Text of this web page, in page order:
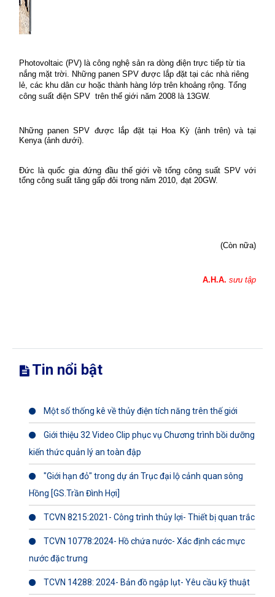
Photovoltaic (PV) là công nghệ sản ra dòng điện trực tiếp từ tia
nắng mặt trời. Những panen SPV được lắp đặt tại các nhà riêng
lẻ, các khu dân cư hoặc thành hàng lớp trên khoảng rộng. Tổng
công suất điện SPV trên thế giới năm 2008 là 13GW.
Những panen SPV được lắp đặt tại Hoa Kỳ (ảnh trên) và tại
Kenya (ảnh dưới).
Đức là quốc gia đứng đầu thế giới về tổng công suất SPV với
tổng công suất tăng gấp đôi trong năm 2010, đạt 20GW.
(Còn nữa)
A.H.A. sưu tập
Tin nổi bật
Một số thống kê về thủy điện tích năng trên thế giới
Giới thiệu 32 Video Clip phục vụ Chương trình bồi dưỡng
kiến thức quản lý an toàn đập
"Giới hạn đỏ" trong dự án Trục đại lộ cảnh quan sông
Hồng [GS.Trần Đình Hợi]
TCVN 8215:2021- Công trình thủy lợi- Thiết bị quan trắc
TCVN 10778:2024- Hồ chứa nước- Xác định các mực
nước đặc trưng
TCVN 14288: 2024- Bản đồ ngập lụt- Yêu cầu kỹ thuật